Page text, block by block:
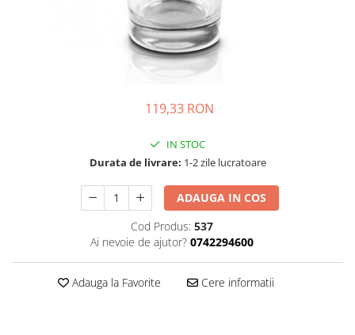
Pliculete Zahar si Miere
Aparate SH
119,33 RON
IN STOC
Durata de livrare: 1-2 zile lucratoare
ADAUGA IN COS
Cod Produs: 537
Ai nevoie de ajutor? 0742294600
Adauga la Favorite Cere informatii